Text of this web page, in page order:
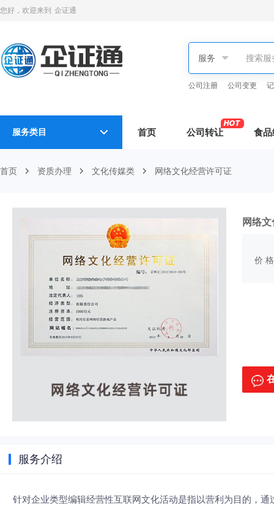
您好，欢迎来到 企证通
公司注册 公司变更
服务类目 首页 公司转让 食
首页 资质办理 文化传媒类 网络文化经营许可证
网络
价
服务介绍
针对企业类型编辑经营性互联网文化活动是指以营利为目的，